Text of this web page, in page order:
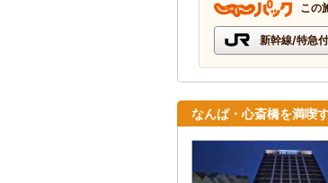
この
新幹線/特急
なんば・心斎橋を満喫